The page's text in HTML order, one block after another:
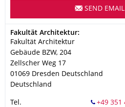
SEND EMAIL
Address
Fakultät Architektur:
Fakultät Architektur
Gebäude BZW, 204
Zellscher Weg 17
01069 Dresden Deutschland
Deutschland
Tel.